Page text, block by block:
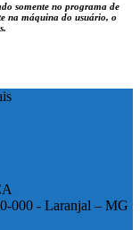
somente no programa de
na máquina do usuário, o
000 - Laranjal – MG